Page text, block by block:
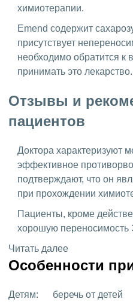
химиотерапии.
Emend содержит
присутствует
необходимо обратится к
принимать это лекарство.
Отзывы и
пациентов
Доктора характеризуют
эффективное
подтверждают, что он
при прохождении
Пациенты, кроме
хорошую переносимость
Читать далее
Особенности
Детям:
беречь от детей